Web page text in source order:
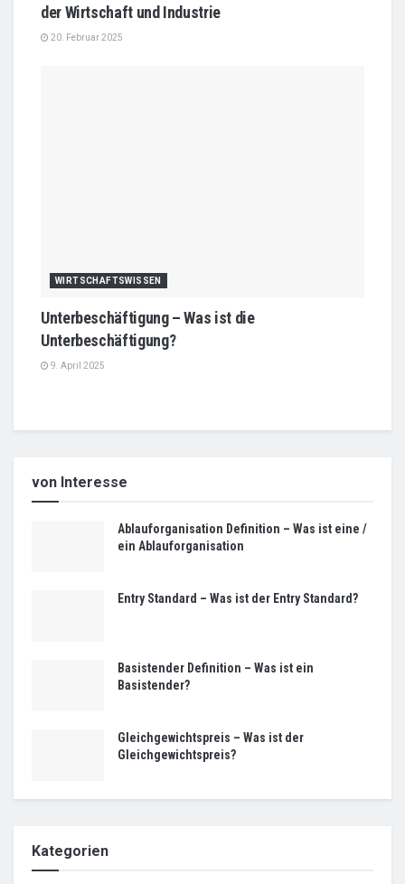
der Wirtschaft und Industrie
20. Februar 2025
WIRTSCHAFTSWISSEN
Unterbeschäftigung – Was ist die
Unterbeschäftigung?
9. April 2025
von Interesse
Ablauforganisation Definition – Was ist eine /
ein Ablauforganisation
Entry Standard – Was ist der Entry Standard?
Basistender Definition – Was ist ein
Basistender?
Gleichgewichtspreis – Was ist der
Gleichgewichtspreis?
Kategorien